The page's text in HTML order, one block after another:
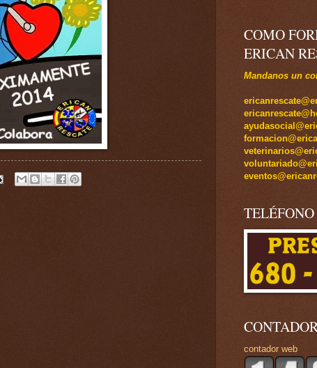
COMO
ERICAN
Mandanos un
e
contador web